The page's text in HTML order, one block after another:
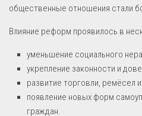
общественные отношения стали
Влияние реформ проявилось в
уменьшение социального
укрепление законности и
развитие торговли, ремёсел и
появление новых форм
граждан.